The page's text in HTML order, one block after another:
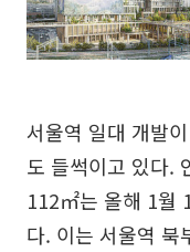
서울역 일대 개발
도 들썩이고 있다.
112㎡는 올해 1월
다. 이는 서울역 북